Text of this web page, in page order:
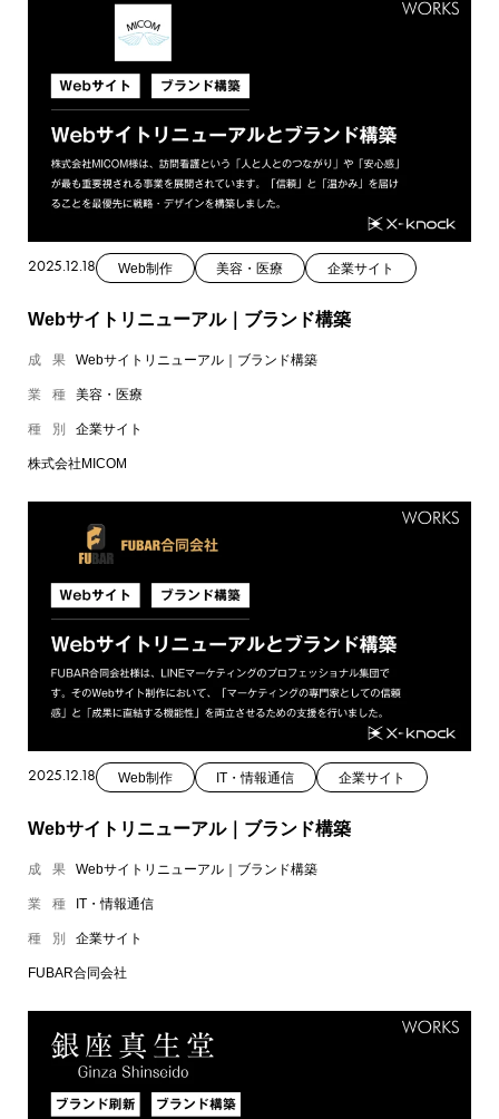
2025.12.18 Web制作 美容・医療 企業サイト
Webサイトリニューアル｜ブランド構築
成果Webサイトリニューアル｜ブランド構築
業種美容・医療
種別企業サイト
株式会社MICOM
2025.12.18 Web制作 IT・情報通信 企業サイト
Webサイトリニューアル｜ブランド構築
成果Webサイトリニューアル｜ブランド構築
業種 IT・情報通信
種別企業サイト
FUBAR合同会社